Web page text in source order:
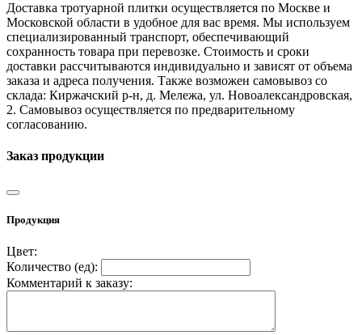
Доставка тротуарной плитки осуществляется по Москве и
Московской области в удобное для вас время. Мы используем
специализированный транспорт, обеспечивающий
сохранность товара при перевозке. Стоимость и сроки
доставки рассчитываются индивидуально и зависят от объема
заказа и адреса получения. Также возможен самовывоз со
склада: Киржачский р-н, д. Мележа, ул. Новоалександровская,
2. Самовывоз осуществляется по предварительному
согласованию.
Заказ продукции
Продукция
Цвет:
Количество (ед):
Комментарий к заказу: